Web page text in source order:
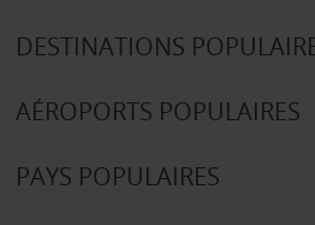
DESTINATIONS
AÉROPORTS POPULAIRES
PAYS POPULAIRES